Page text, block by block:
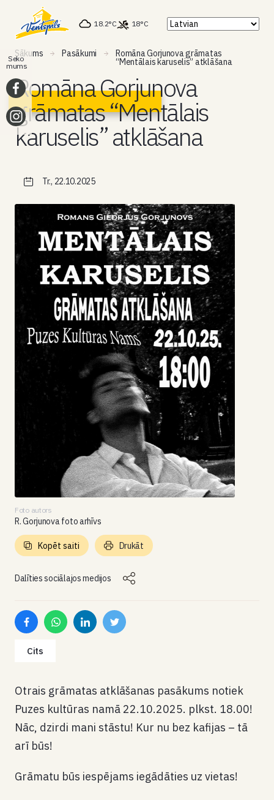
18.2°C 18°C
Sākums Pasākumi Romāna Gorjunova grāmatas
“Mentālais karuselis” atklāšana
Romāna Gorjunova
grāmatas “Mentālais
karuselis” atklāšana
Tr., 22.10.2025
Foto autors
R. Gorjunova foto arhīvs
Dalīties sociālajos medijos
Kopēt saiti Drukāt
Cits
Otrais grāmatas atklāšanas pasākums notiek
Puzes kultūras namā 22.10.2025. plkst. 18.00!
Nāc, dzirdi mani stāstu! Kur nu bez kafijas – tā
arī būs!
Grāmatu būs iespējams iegādāties uz vietas!
Seko
mums